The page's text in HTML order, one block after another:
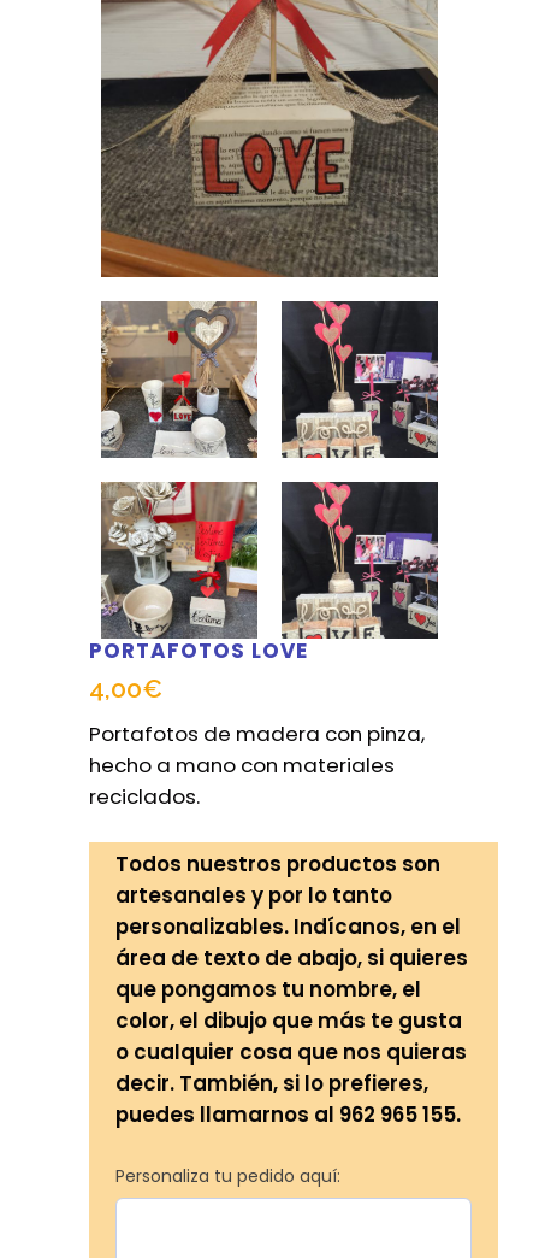
PORTAFOTOS LOVE
4,00€
Portafotos de madera con pinza,
hecho a mano con materiales
reciclados.
Todos nuestros productos son
artesanales y por lo tanto
personalizables. Indícanos, en el
área de texto de abajo, si quieres
que pongamos tu nombre, el
color, el dibujo que más te gusta
o cualquier cosa que nos quieras
decir. También, si lo prefieres,
puedes llamarnos al 962 965 155.
Personaliza tu pedido aquí: